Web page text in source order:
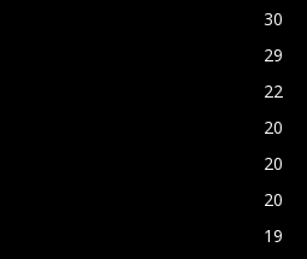
30
29
22
20
20
20
19